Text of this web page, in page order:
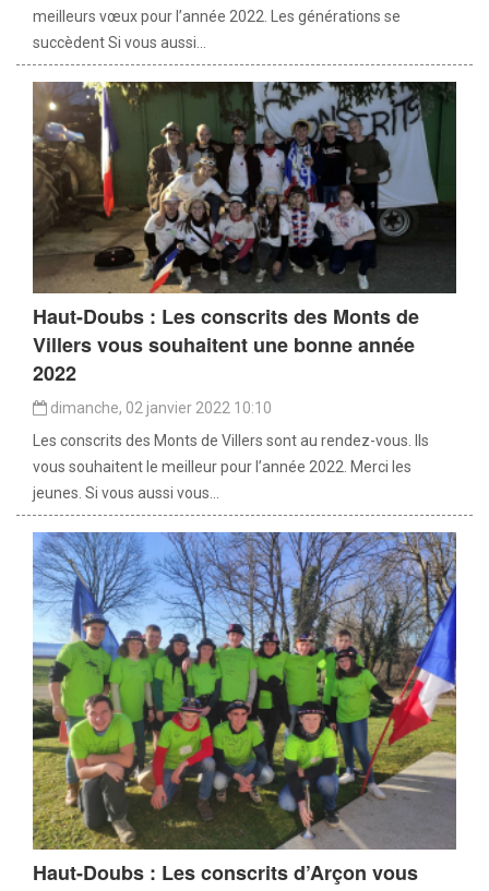
meilleurs vœux pour l’année 2022. Les générations se
succèdent Si vous aussi...
Haut-Doubs : Les conscrits des Monts de
Villers vous souhaitent une bonne année
2022
dimanche, 02 janvier 2022 10:10
Les conscrits des Monts de Villers sont au rendez-vous. Ils
vous souhaitent le meilleur pour l’année 2022. Merci les
jeunes. Si vous aussi vous...
Haut-Doubs : Les conscrits d’Arçon vous